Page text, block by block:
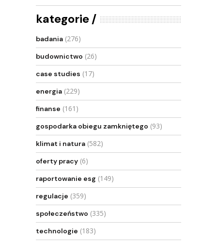
kategorie
badania (276)
budownictwo (26)
case studies (17)
energia (229)
finanse (161)
gospodarka obiegu zamkniętego (93)
klimat i natura (582)
oferty pracy (6)
raportowanie esg (149)
regulacje (359)
społeczeństwo (335)
technologie (183)